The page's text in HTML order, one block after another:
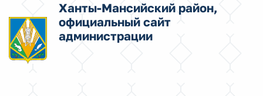
Ханты-Мансийский район,
официальный сайт
администрации